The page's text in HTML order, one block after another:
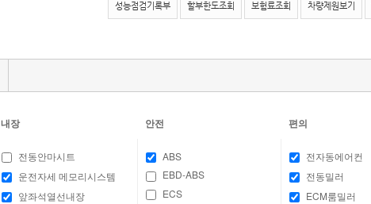
성능점검기록부 할부한도조회 보험료조회 차량제원보기
내장 안전 편의
전동안마시트
운전자세 메모리시스템
앞좌석열선내장
ABS
EBD-ABS
ECS
전자동에어컨
전동밀러
ECM룸밀러